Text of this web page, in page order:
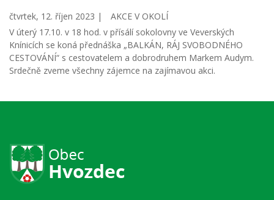
čtvrtek, 12. říjen 2023 |
AKCE V OKOLÍ
V úterý 17.10. v 18 hod. v přísálí sokolovny ve Veverských
Knínicích se koná přednáška „BALKÁN, RÁJ SVOBODNÉHO
CESTOVÁNÍ“ s cestovatelem a dobrodruhem Markem Audym.
Srdečně zveme všechny zájemce na zajímavou akci.